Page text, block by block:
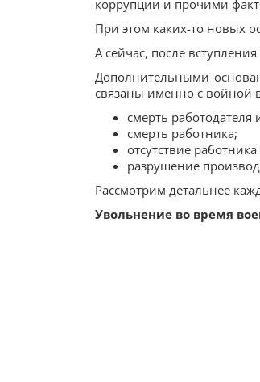
коррупции и прочими
При этом каких-то новых
А сейчас, после
Дополнительными
связаны именно с войной
смерть
смерть работника;
отсутствие
разрушение
Рассмотрим детальнее
Увольнение во время